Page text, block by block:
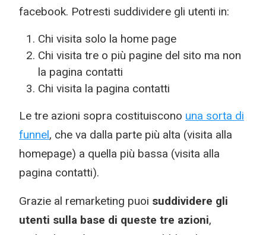
facebook. Potresti suddividere gli utenti in:
Chi visita solo la home page
Chi visita tre o più pagine del sito ma non
la pagina contatti
Chi visita la pagina contatti
Le tre azioni sopra costituiscono una sorta di
funnel, che va dalla parte più alta (visita alla
homepage) a quella più bassa (visita alla
pagina contatti).
Grazie al remarketing puoi suddividere gli
utenti sulla base di queste tre azioni,